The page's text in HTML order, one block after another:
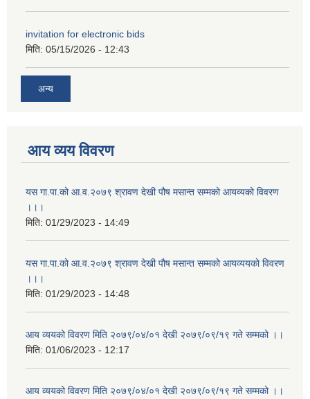
invitation for electronic bids
मिति: 05/15/2026 - 12:43
अन्य
आय व्यय विवरण
यस गा.पा.को आ.व.२०७९ श्रावण देखी पौष मसान्त सम्मको आयव्यको विवरण
।।।
मिति: 01/29/2023 - 14:49
यस गा.पा.को आ.व.२०७९ श्रावण देखी पौष मसान्त सम्मको आयव्ययको विवरण
।।।
मिति: 01/29/2023 - 14:48
आय व्ययको विवरण मिति २०७९/०४/०१ देखी २०७९/०९/१९ गते सम्मको ।।
मिति: 01/06/2023 - 12:17
आय व्ययको विवरण मिति २०७९/०४/०१ देखी २०७९/०९/१९ गते सम्मको ।।